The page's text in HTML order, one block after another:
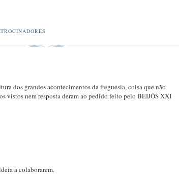
dos grandes acontecimentos da freguesia, coisa que não
vistos nem resposta deram ao pedido feito pelo BEIJÓS XXI
a colaborarem.